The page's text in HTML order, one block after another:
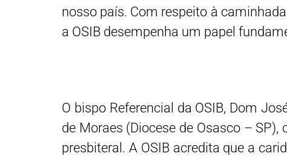
nosso país. Com respeito à
a OSIB desempenha um papel
O bispo Referencial da OSIB, Dom
de Moraes (Diocese de Osasco –
presbiteral. A OSIB acredita que a